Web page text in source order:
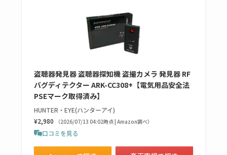
盗聴器発見器 盗聴器探知機 盗撮カメラ 発見器 RF
バグディテクター ARK-CC308+【電気用品安全法
PSEマーク取得済み】
HUNTER・EYE(ハンターアイ)
¥2,980
（2026/07/13 04:02時点 | Amazon調べ）
口コミを見る